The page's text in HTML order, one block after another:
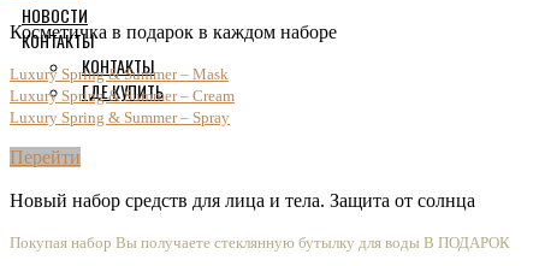
НОВОСТИ
КОНТАКТЫ
КОНТАКТЫ
ГДЕ КУПИТЬ
Косметичка в подарок в каждом наборе
Luxury Spring & Summer – Mask
Luxury Spring & Summer – Cream
Luxury Spring & Summer – Spray
Перейти
Новый набор средств для лица и тела. Защита от солнца
Покупая набор Вы получаете стеклянную бутылку для воды В ПОДАРОК